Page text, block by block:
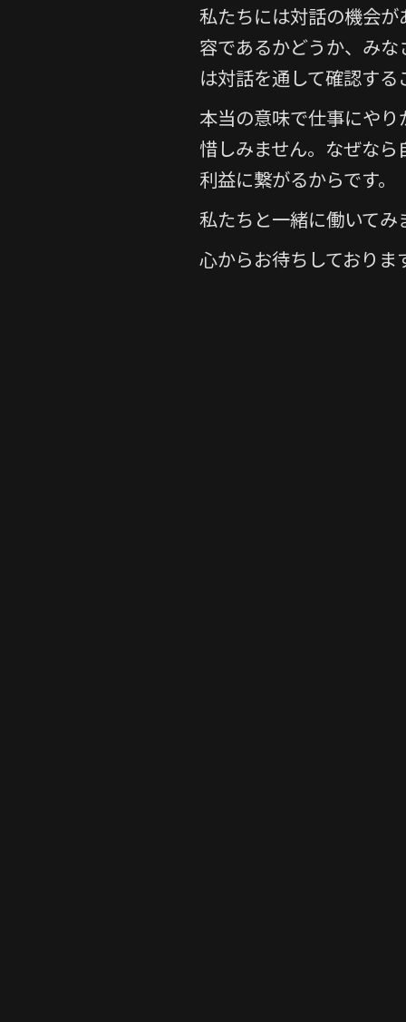
私たちには対話の機会
容であるかどうか、み
は対話を通して確認す
本当の意味で仕事にや
惜しみません。なぜな
利益に繋がるからです。
私たちと一緒に働いて
心からお待ちしておりま